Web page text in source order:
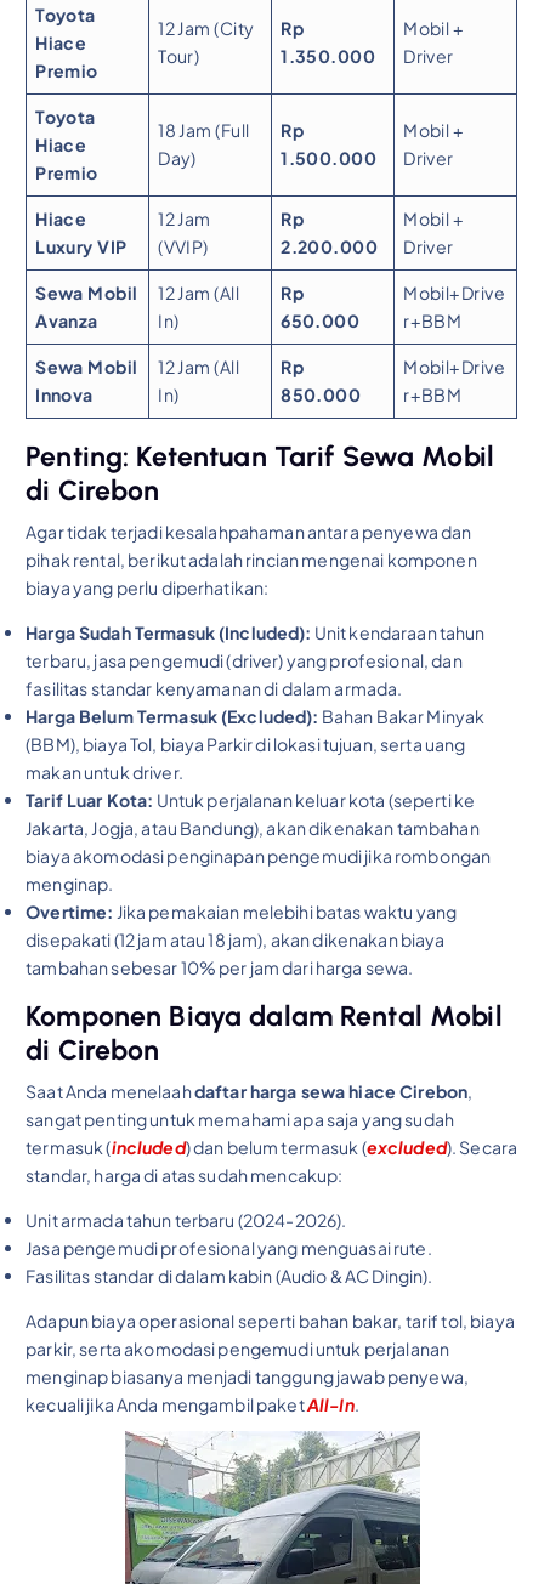
Toyota
Hiace
Premio
12 Jam (City
Tour)
Rp
1.350.000
Mobil +
Driver
Toyota
Hiace
Premio
18 Jam (Full
Day)
Rp
1.500.000
Mobil +
Driver
Hiace
Luxury VIP
12 Jam
(VVIP)
Rp
2.200.000
Mobil +
Driver
Sewa Mobil
Avanza
12 Jam (All
In)
Rp
650.000
Mobil+Drive
r+BBM
Sewa Mobil
Innova
12 Jam (All
In)
Rp
850.000
Mobil+Drive
r+BBM
Penting: Ketentuan Tarif Sewa Mobil
di Cirebon
Agar tidak terjadi kesalahpahaman antara penyewa dan
pihak rental, berikut adalah rincian mengenai komponen
biaya yang perlu diperhatikan:
Harga Sudah Termasuk (Included): Unit kendaraan tahun
terbaru, jasa pengemudi (driver) yang profesional, dan
fasilitas standar kenyamanan di dalam armada.
Harga Belum Termasuk (Excluded): Bahan Bakar Minyak
(BBM), biaya Tol, biaya Parkir di lokasi tujuan, serta uang
makan untuk driver.
Tarif Luar Kota: Untuk perjalanan keluar kota (seperti ke
Jakarta, Jogja, atau Bandung), akan dikenakan tambahan
biaya akomodasi penginapan pengemudi jika rombongan
menginap.
Overtime: Jika pemakaian melebihi batas waktu yang
disepakati (12 jam atau 18 jam), akan dikenakan biaya
tambahan sebesar 10% per jam dari harga sewa.
Komponen Biaya dalam Rental Mobil
di Cirebon
Saat Anda menelaahdaftar harga sewa hiace Cirebon,
sangat penting untuk memahami apa saja yang sudah
termasuk (included) dan belum termasuk (excluded). Secara
standar, harga di atas sudah mencakup:
Unit armada tahun terbaru (2024-2026).
Jasa pengemudi profesional yang menguasai rute.
Fasilitas standar di dalam kabin (Audio & AC Dingin).
Adapun biaya operasional seperti bahan bakar, tarif tol, biaya
parkir, serta akomodasi pengemudi untuk perjalanan
menginap biasanya menjadi tanggung jawab penyewa,
kecuali jika Anda mengambil paketAll-In.